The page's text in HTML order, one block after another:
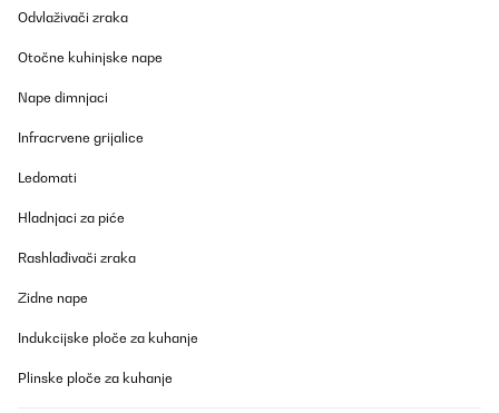
Odvlaživači zraka
Otočne kuhinjske nape
Nape dimnjaci
Infracrvene grijalice
Ledomati
Hladnjaci za piće
Rashlađivači zraka
Zidne nape
Indukcijske ploče za kuhanje
Plinske ploče za kuhanje